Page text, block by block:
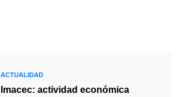
ACTUALIDAD
Imacec: actividad económica